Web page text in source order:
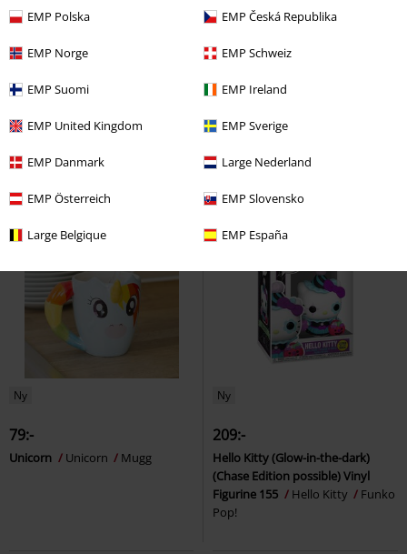
EMP Polska EMP Česká Republika
EMP Norge EMP Schweiz
EMP Suomi EMP Ireland
EMP United Kingdom EMP Sverige
EMP Danmark Large Nederland
EMP Österreich EMP Slovensko
Large Belgique EMP España
% Ny
169:-
Figurine 97
Bayern München
%
169:-
Vinyl Figur 497
Ny
79:-
Unicorn Unicorn Mugg
Ny
209:-
Hello Kitty (Glow-in-the-dark)
(Chase Edition possible) Vinyl
Figurine 155
Hello Kitty
Funko
Pop!